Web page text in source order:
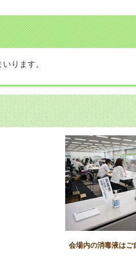
ります。
会場内の消毒液はご